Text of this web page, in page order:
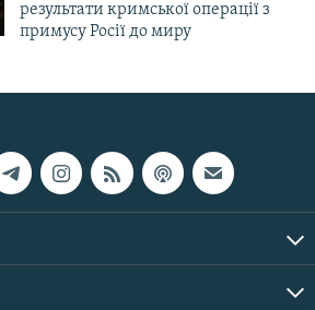
результати кримської операції з
примусу Росії до миру